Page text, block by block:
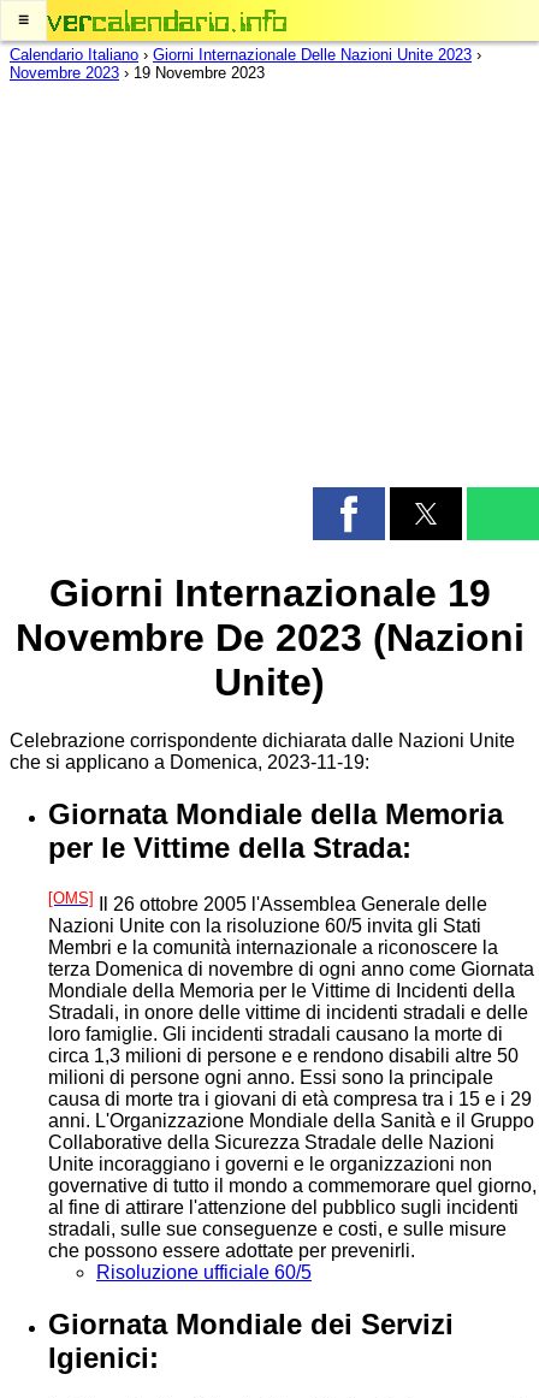
≡
Calendario Italiano › Giorni Internazionale Delle Nazioni Unite 2023 ›
Novembre 2023 › 19 Novembre 2023
Giorni Internazionale 19
Novembre De 2023 (Nazioni
Unite)
Celebrazione corrispondente dichiarata dalle Nazioni Unite
che si applicano a Domenica, 2023-11-19:
Giornata Mondiale della Memoria
per le Vittime della Strada:
[OMS]
Il 26 ottobre 2005 l'Assemblea Generale delle
Nazioni Unite con la risoluzione 60/5 invita gli Stati
Membri e la comunità internazionale a riconoscere la
terza Domenica di novembre di ogni anno come Giornata
Mondiale della Memoria per le Vittime di Incidenti della
Stradali, in onore delle vittime di incidenti stradali e delle
loro famiglie. Gli incidenti stradali causano la morte di
circa 1,3 milioni di persone e e rendono disabili altre 50
milioni di persone ogni anno. Essi sono la principale
causa di morte tra i giovani di età compresa tra i 15 e i 29
anni. L'Organizzazione Mondiale della Sanità e il Gruppo
Collaborative della Sicurezza Stradale delle Nazioni
Unite incoraggiano i governi e le organizzazioni non
governative di tutto il mondo a commemorare quel giorno,
al fine di attirare l'attenzione del pubblico sugli incidenti
stradali, sulle sue conseguenze e costi, e sulle misure
che possono essere adottate per prevenirli.
Risoluzione ufficiale 60/5
Giornata Mondiale dei Servizi
Igienici: